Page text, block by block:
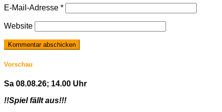
E-Mail-Adresse *
Website
Vorschau
Sa 08.08.26; 14.00 Uhr
!!Spiel fällt aus!!!